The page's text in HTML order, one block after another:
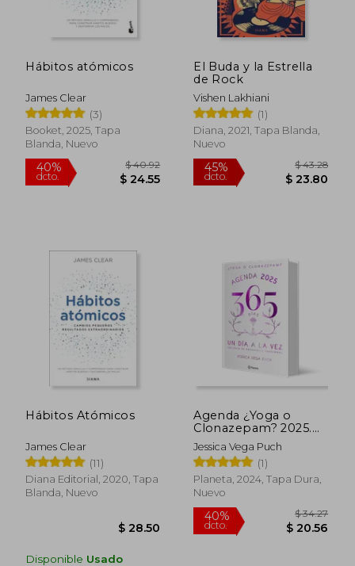
Hábitos atómicos
James Clear
(3)
Booket, 2025, Tapa
Blanda, Nuevo
El Buda y la Estrella
de Rock
Vishen Lakhiani
(1)
Diana, 2021, Tapa Blanda,
Nuevo
45%
dcto.
Hábitos Atómicos
James Clear
(11)
Diana Editorial, 2020, Tapa
Blanda, Nuevo
Disponible Usado
Agenda ¿Yoga o
Clonazepam? 2025.
365 días, un día a la
vez
Jessica Vega Puch
(1)
Planeta, 2024, Tapa Dura,
Nuevo